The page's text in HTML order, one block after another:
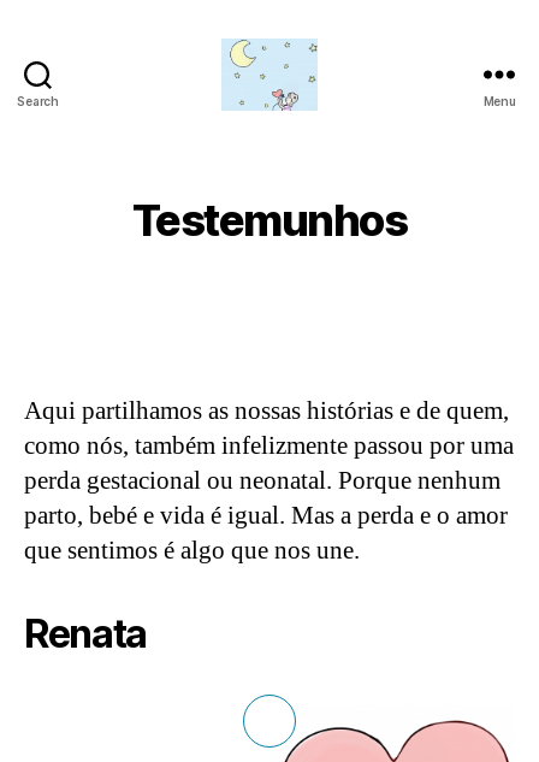
Search
lua
Menu
Testemunhos
Aqui partilhamos as nossas histórias e de quem,
como nós, também infelizmente passou por uma
perda gestacional ou neonatal. Porque nenhum
parto, bebé e vida é igual. Mas a perda e o amor
que sentimos é algo que nos une.
Renata